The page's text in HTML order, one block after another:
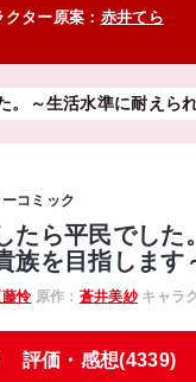
ター原案： 赤井てら
。～生活水準に耐えら
コミック
たら平民でした
族を目指します
怜 原作： 蒼井美紗キャラ
評価・感想(4339)